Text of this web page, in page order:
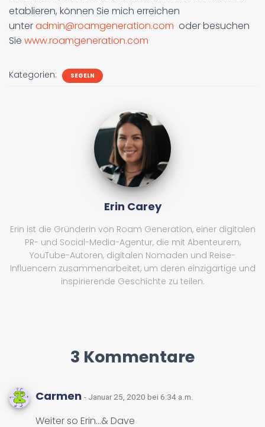
etablieren, können Sie mich erreichen
unteradmin@roamgeneration.com oder besuchen
Sie www.roamgeneration.com
Kategorien: SEGELN
Erin Carey
Erin ist die Gründerin von Roam Generation, einer digitalen
PR- und Social-Media-Agentur, die mit Abenteurern,
YouTube-Autoren, digitalen Nomaden und Reise-
Influencern zusammenarbeitet, um deren einzigartige und
inspirierende Geschichte zu teilen.
3 Kommentare
Carmen - Januar 25, 2020 bei 6:34 a.m.
Weiter so Erin...& Dave